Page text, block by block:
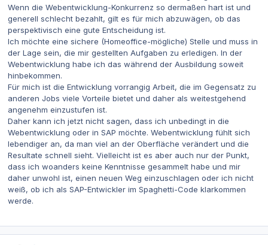
Wenn die Webentwicklung-Konkurrenz so dermaßen hart ist und
generell schlecht bezahlt, gilt es für mich abzuwägen, ob das
perspektivisch eine gute Entscheidung ist.
Ich möchte eine sichere (Homeoffice-mögliche) Stelle und muss in
der Lage sein, die mir gestellten Aufgaben zu erledigen. In der
Webentwicklung habe ich das während der Ausbildung soweit
hinbekommen.
Für mich ist die Entwicklung vorrangig Arbeit, die im Gegensatz zu
anderen Jobs viele Vorteile bietet und daher als weitestgehend
angenehm einzustufen ist.
Daher kann ich jetzt nicht sagen, dass ich unbedingt in die
Webentwicklung oder in SAP möchte. Webentwicklung fühlt sich
lebendiger an, da man viel an der Oberfläche verändert und die
Resultate schnell sieht. Vielleicht ist es aber auch nur der Punkt,
dass ich woanders keine Kenntnisse gesammelt habe und mir
daher unwohl ist, einen neuen Weg einzuschlagen oder ich nicht
weiß, ob ich als SAP-Entwickler im Spaghetti-Code klarkommen
werde.